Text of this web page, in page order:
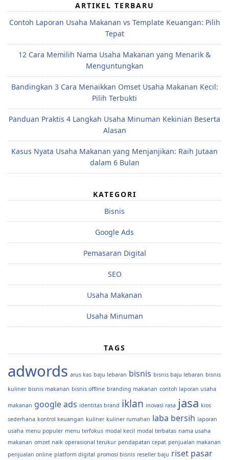
ARTIKEL TERBARU
Contoh Laporan Usaha Makanan vs Template Keuangan: Pilih
Tepat
12 Cara Memilih Nama Usaha Makanan yang Menarik &
Menguntungkan
Bandingkan 3 Cara Menaikkan Omset Usaha Makanan Kecil:
Pilih Terbukti
Panduan Praktis 4 Langkah Usaha Minuman Kekinian Beserta
Alasan
Kasus Nyata Usaha Makanan yang Menjanjikan: Raih Jutaan
dalam 6 Bulan
KATEGORI
Bisnis
Google Ads
Pemasaran Digital
SEO
Usaha Makanan
Usaha Minuman
TAGS
adwords arus kas baju lebaran bisnis bisnis baju lebaran bisnis
kuliner bisnis makanan bisnis offline branding makanan contoh laporan usaha
makanan google ads identitas brand iklan inovasi rasa jasa kios
sederhana kontrol keuangan kuliner kuliner rumahan laba bersih laporan
usaha menu populer menu terfokus modal kecil modal terbatas nama usaha
makanan omzet naik operasional terukur pendapatan cepat penjualan makanan
penjualan online platform digital promosi bisnis reseller baju riset pasar